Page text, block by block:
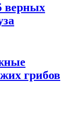
верных
грибов